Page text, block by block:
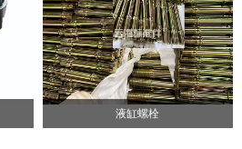
液缸螺栓